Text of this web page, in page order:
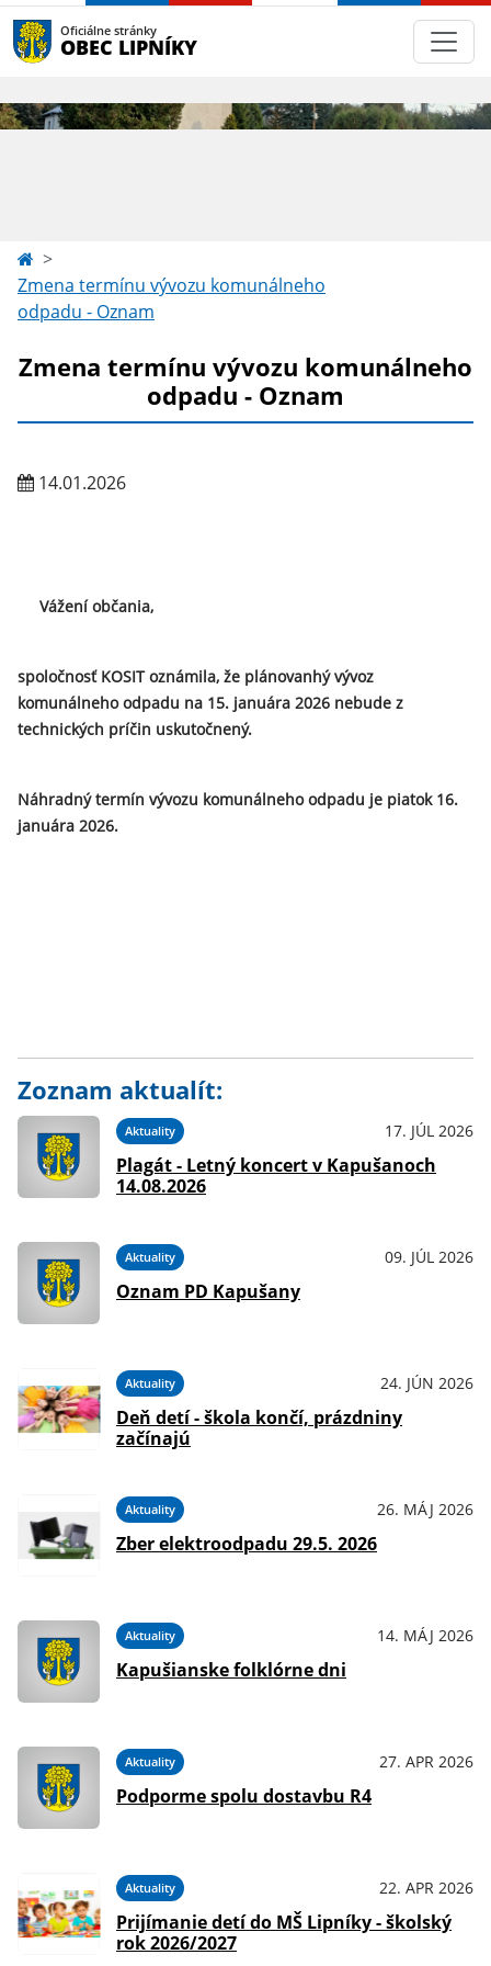
Oficiálne stránky
OBEC LIPNÍKY
Zmena termínu vývozu komunálneho
odpadu - Oznam
Zmena termínu vývozu komunálneho
odpadu - Oznam
14.01.2026
Vážení občania,
spoločnosť KOSIT oznámila, že plánovanhý vývoz
komunálneho odpadu na 15. januára 2026 nebude z
technických príčin uskutočnený.
Náhradný termín vývozu komunálneho odpadu je piatok 16.
januára 2026.
Zoznam aktualít:
Aktuality 17. JÚL 2026
Plagát - Letný koncert v Kapušanoch
14.08.2026
Aktuality 09. JÚL 2026
Oznam PD Kapušany
Aktuality 24. JÚN 2026
Deň detí - škola končí, prázdniny
začínajú
Aktuality 26. MÁJ 2026
Zber elektroodpadu 29.5. 2026
Aktuality 14. MÁJ 2026
Kapušianske folklórne dni
Aktuality 27. APR 2026
Podporme spolu dostavbu R4
Aktuality 22. APR 2026
Prijímanie detí do MŠ Lipníky - školský
rok 2026/2027